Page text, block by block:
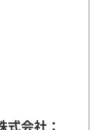
会社：